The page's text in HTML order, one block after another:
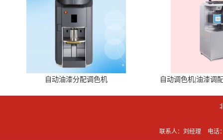
自动油漆分配调色机 自动调色机|油漆调
联系人：刘经理 电话